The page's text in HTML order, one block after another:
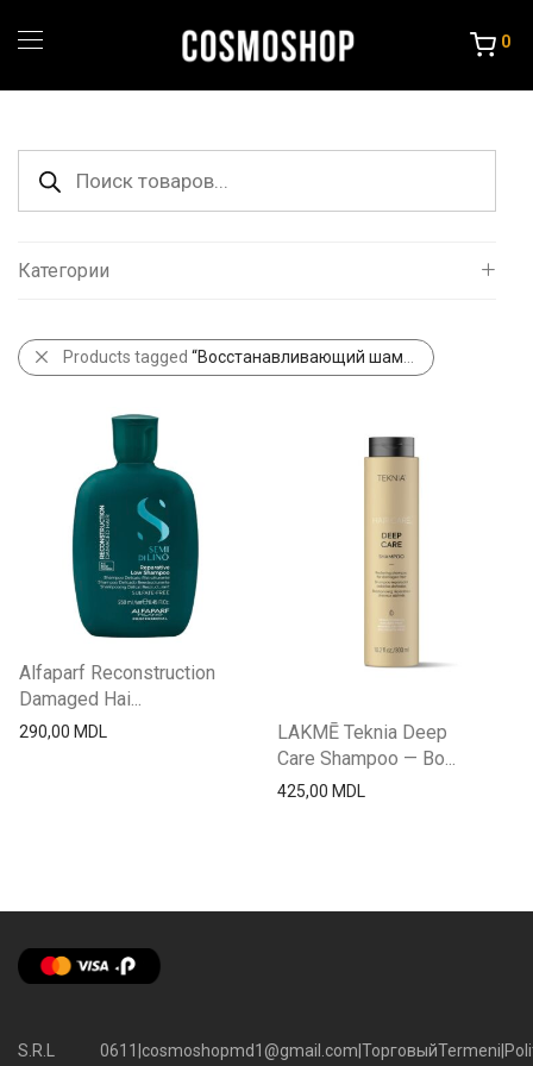
0
Поиск
товаров
Категории
Все
Уход за волосами
Порошок и крема
Краска и Океслители
Уход и стайлинг
Другие товары
Products tagged “Восстанавливающий шампунь”
Alfaparf Reconstruction
Damaged Hai...
290,00 MDL
LAKMĒ Teknia Deep
Care Shampoo — Во...
425,00 MDL
S.R.L 0611 cosmoshopmd1@gmail.com ТорговыйTermeni